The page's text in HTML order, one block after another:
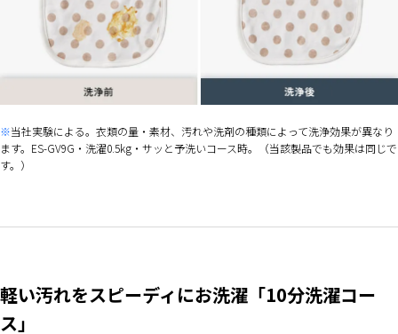
当社実験による。衣類の量・素材、汚れや洗剤の種類によって洗浄効果が異なり
ます。ES-GV9G・洗濯0.5kg・サッと予洗いコース時。（当該製品でも効果は同じで
す。）
軽い汚れをスピーディにお洗濯「10分洗濯コー
ス」